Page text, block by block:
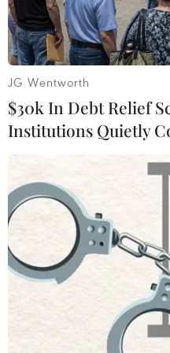
Iran có thứ hạng cao
Sau chức vô địch AFF
tuyển Việt Nam sẽ tiếp
chinh phục đỉnh cao
Cup 2019, tổ chức tại
Tại giải đấu này,
JG Wentworth
$30k In Debt Relief
Institutions Quietly